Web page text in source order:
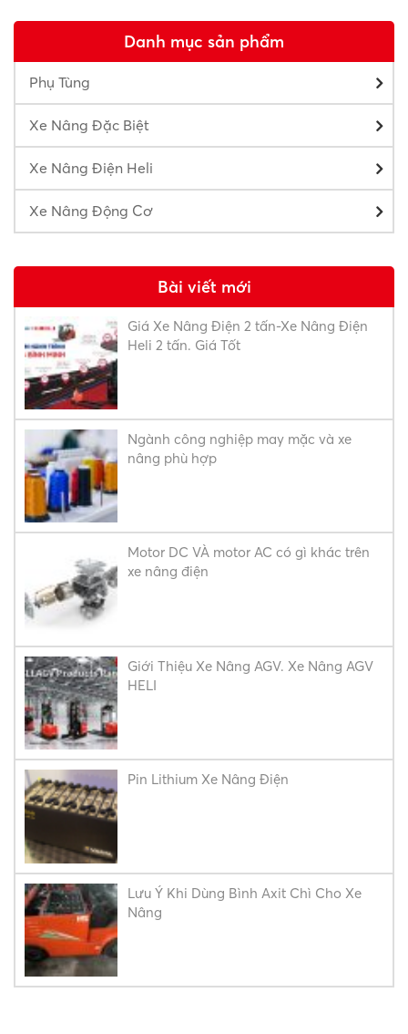
Danh mục sản phẩm
Phụ Tùng
Xe Nâng Đặc Biệt
Xe Nâng Điện Heli
Xe Nâng Động Cơ
Bài viết mới
Giá Xe Nâng Điện 2 tấn-Xe Nâng Điện
Heli 2 tấn. Giá Tốt
Ngành công nghiệp may mặc và xe
nâng phù hợp
Motor DC VÀ motor AC có gì khác trên
xe nâng điện
Giới Thiệu Xe Nâng AGV. Xe Nâng AGV
HELI
Pin Lithium Xe Nâng Điện
Lưu Ý Khi Dùng Bình Axit Chì Cho Xe
Nâng